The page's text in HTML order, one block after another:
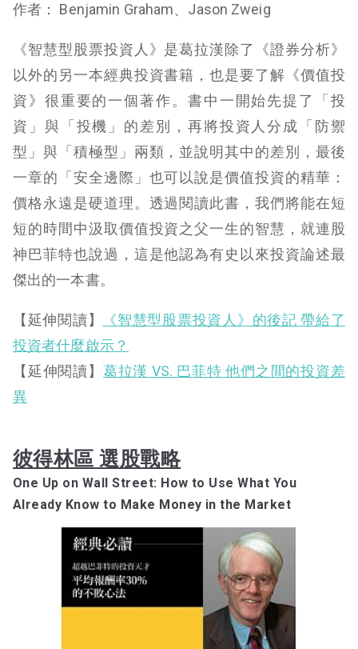
作者： Benjamin Graham、Jason Zweig
《智慧型股票投資人》是葛拉漢除了《證券分析》
以外的另一本經典投資書籍，也是要了解《價值投
資》很重要的一個著作。書中一開始先提了「投
資」與「投機」的差別，再將投資人分成「防禦
型」與「積極型」兩類，並說明其中的差別，最後
一章的「安全邊際」也可以說是價值投資的精華：
價格永遠是硬道理。透過閱讀此書，我們將能在短
短的時間中汲取價值投資之父一生的智慧，就連股
神巴菲特也說過，這是他認為有史以來投資論述最
傑出的一本書。
【延伸閱讀】
《智慧型股票投資人》的後記 帶給了
投資者什麼啟示？
【延伸閱讀】 葛拉漢 VS. 巴菲特 他們之間的投資差
異
彼得林區 選股戰略
One Up on Wall Street: How to Use What You
Already Know to Make Money in the Market